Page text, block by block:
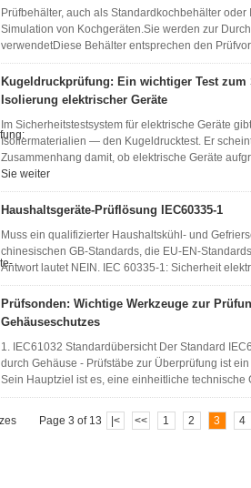
Prüfbehälter, auch als Standardkochbehälter
Simulation von Kochgeräten.Sie werden zur
verwendetDiese Behälter entsprechen den
Kugeldruckprüfung: Ein wichtiger Test zum
Isolierung elektrischer Geräte
Im Sicherheitstestsystem für elektrische Geräte
Isoliermaterialien — den Kugeldrucktest. Er
Zusammenhang damit, ob elektrische Geräte
Sie weiter
Haushaltsgeräte-Prüflösung IEC60335-1
Muss ein qualifizierter Haushaltskühl- und
chinesischen GB-Standards, die EU-EN-
Antwort lautet NEIN. IEC 60335-1: Sicherheit
Prüfsonden: Wichtige Werkzeuge zur
Gehäuseschutzes
1. IEC61032 Standardübersicht Der Standard
durch Gehäuse - Prüfstäbe zur Überprüfung ist
Sein Hauptziel ist es, eine einheitliche technische
Page 3 of 13 |< << 1 2 3 4